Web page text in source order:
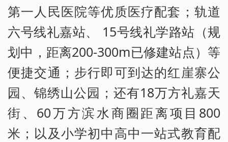
第一人民医院等优质医疗配套；轨道
六号线礼嘉站、 15号线礼学路站（规
划中，距离200-300m已修建站点）等
便捷交通；步行即可到达的红崖寨公
园、锦绣山公园；还有18万方礼嘉天
街、60万方滨水商圈距离项目800
米；以及小学初中高中一站式教育配